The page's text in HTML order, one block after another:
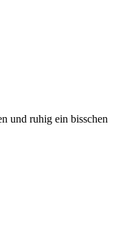
und ruhig ein bisschen